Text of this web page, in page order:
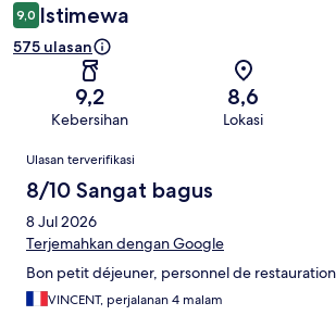
9,0 Istimewa
575 ulasan
9,2
Kebersihan
8,6
Lokasi
Ulasan
Ulasan terverifikasi
8/10 Sangat bagus
8 Jul 2026
Terjemahkan dengan Google
Bon petit déjeuner, personnel de
VINCENT, perjalanan 4 malam